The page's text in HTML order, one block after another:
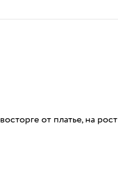
от платье, на рост